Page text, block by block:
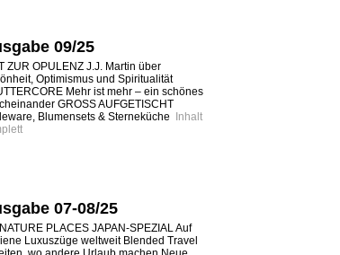
09/25
ZUR OPULENZ J.J. Martin über
Optimismus und Spiritualität
Mehr ist mehr – ein schönes
GROSS AUFGETISCHT
Blumensets & Sterneküche
Inhalt
07-08/25
PLACES JAPAN-SPEZIAL Auf
Luxuszüge weltweit Blended Travel